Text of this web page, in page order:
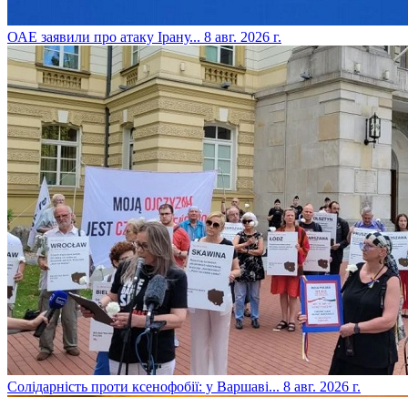
​ОАЕ заявили про атаку Ірану... 8 авг. 2026 г.
​Солідарність проти ксенофобії: у Варшаві... 8 авг. 2026 г.